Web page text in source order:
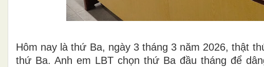
Hôm nay là thứ Ba, ngày 3 tháng 3 năm 2026, thật
thứ Ba. Anh em LBT chọn thứ Ba đầu tháng để